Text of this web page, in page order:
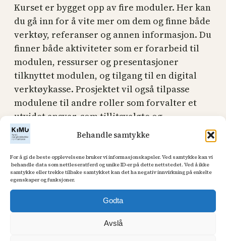
Behandle samtykke
For å gi de beste opplevelsene bruker vi informasjonskapsler. Ved samtykke kan vi
behandle data som nettleseratferd og unike ID-er på dette nettstedet. Ved å ikke
samtykke eller trekke tilbake samtykket kan det ha negativ innvirkning på enkelte
egenskaper og funksjoner.
Godta
Avslå
Kurset er bygget opp av fire moduler. Her kan
du gå inn for å vite mer om dem og finne både
verktøy, referanser og annen informasjon. Du
finner både aktiviteter som er forarbeid til
modulen, ressurser og presentasjoner
tilknyttet modulen, og tilgang til en digital
verktøykasse. Prosjektet vil også tilpasse
modulene til andre roller som forvalter et
utvidet ansvar, som tillitsvalgte og
vernelinjen.
Modulene:
Trening av lederutviklere